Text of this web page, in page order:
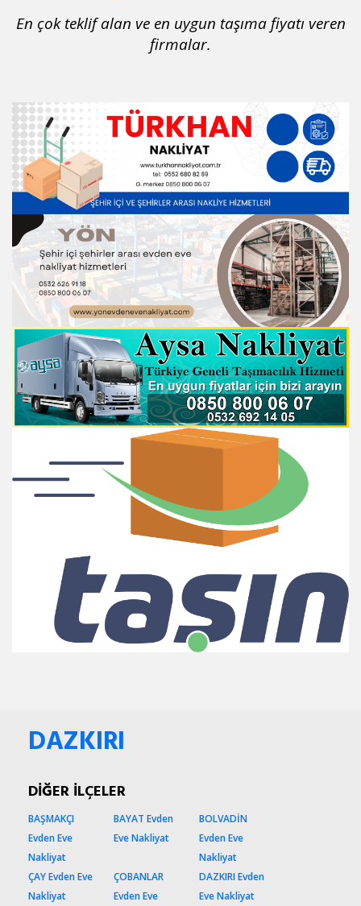
En çok teklif alan ve en uygun taşıma fiyatı veren
firmalar.
DAZKIRI
DİĞER İLÇELER
BAŞMAKÇI
Evden Eve
Nakliyat
BAYAT Evden
Eve Nakliyat
BOLVADİN
Evden Eve
Nakliyat
ÇAY Evden Eve
Nakliyat
ÇOBANLAR
Evden Eve
DAZKIRI Evden
Eve Nakliyat